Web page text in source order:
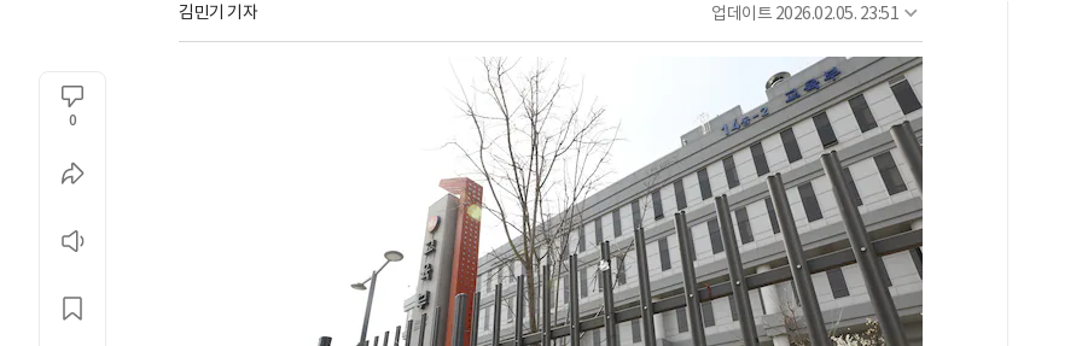
김민기 기자 업데이트 2026.02.05. 23:51
0